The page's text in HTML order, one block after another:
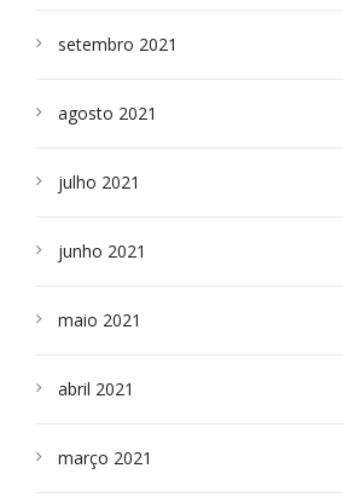
setembro 2021
agosto 2021
julho 2021
junho 2021
maio 2021
abril 2021
março 2021